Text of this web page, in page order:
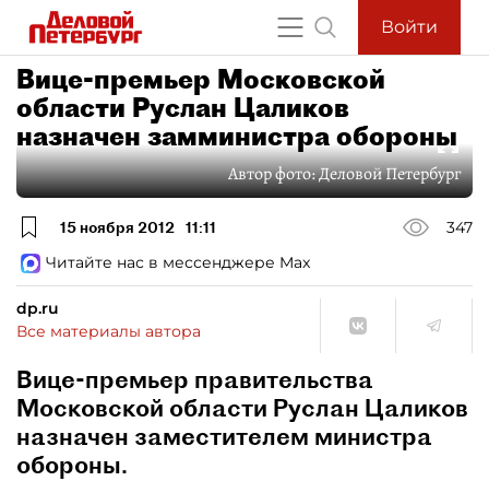
Войти
Вице-премьер Московской
области Руслан Цаликов
назначен замминистра обороны
Автор фото:Деловой Петербург
15 ноября 2012 11:11
347
Читайте нас в мессенджере Max
dp.ru
Все материалы автора
Вице-премьер правительства
Московской области Руслан Цаликов
назначен заместителем министра
обороны.